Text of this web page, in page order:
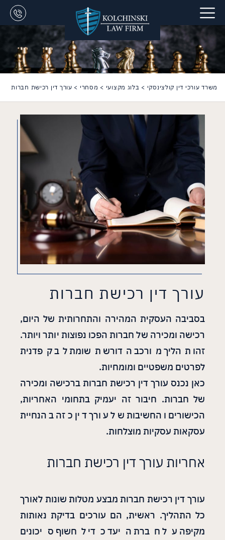
משרד עורכי דין קולצינסקי > בלוג מקצועי > מסחרי > עורך דין רכישת חברות
עורך דין רכישת חברות
בסביבה העסקית המהירה והתחרותית של היום,
רכישה ומכירה של חברות הפכו נפוצות יותר ויותר.
זהו תהליך מורכב הדורש תשומת לב קפדנית
לפרטים משפטיים ומומחיות.
כאן נכנס עורך דין רכישת חברות ברכישה ומכירה
של חברות. חיבור זה יעמיק בתחומי האחריות,
הכישורים והחשיבות של עורך דין כזה בהנחיית
עסקאות עסקיות מוצלחות.
אחריות עורך דין רכישת חברות
עורך דין רכישת חברות מבצע מטלות שונות לאורך
כל התהליך. ראשית, הם עורכים בדיקת נאותות
מקיפה על חברת היעד כדי לחשוף סיכונים